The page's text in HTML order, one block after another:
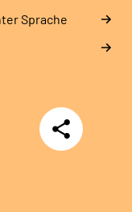
Sprache
Teilen